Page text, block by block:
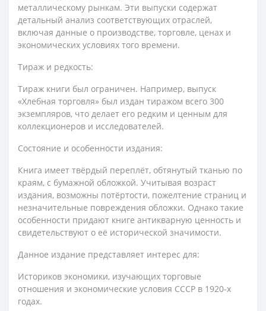
металлическому рынкам. Эти выпуски содержат
детальный анализ соответствующих отраслей,
включая данные о производстве, торговле, ценах и
экономических условиях того времени.
Тираж и редкость:
Тираж книги был ограничен. Например, выпуск
«Хлебная торговля» был издан тиражом всего 300
экземпляров, что делает его редким и ценным для
коллекционеров и исследователей.
Состояние и особенности издания:
Книга имеет твёрдый переплёт, обтянутый тканью по
краям, с бумажной обложкой. Учитывая возраст
издания, возможны потёртости, пожелтение страниц и
незначительные повреждения обложки. Однако такие
особенности придают книге антикварную ценность и
свидетельствуют о её исторической значимости.
Данное издание представляет интерес для:
Историков экономики, изучающих торговые
отношения и экономические условия СССР в 1920-х
годах.